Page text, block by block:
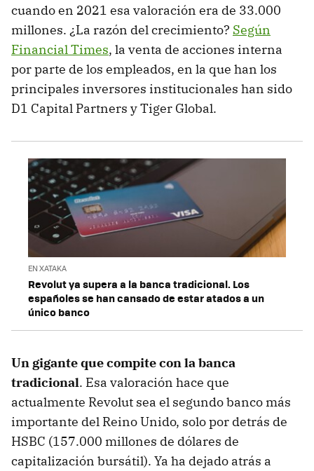
cuando en 2021 esa valoración era de 33.000
millones. ¿La razón del crecimiento? Según
Financial Times, la venta de acciones interna
por parte de los empleados, en la que han los
principales inversores institucionales han sido
D1 Capital Partners y Tiger Global.
EN XATAKA
Revolut ya supera a la banca tradicional. Los
españoles se han cansado de estar atados a un
único banco
Un gigante que compite con la banca
tradicional. Esa valoración hace que
actualmente Revolut sea el segundo banco más
importante del Reino Unido, solo por detrás de
HSBC (157.000 millones de dólares de
capitalización bursátil). Ya ha dejado atrás a